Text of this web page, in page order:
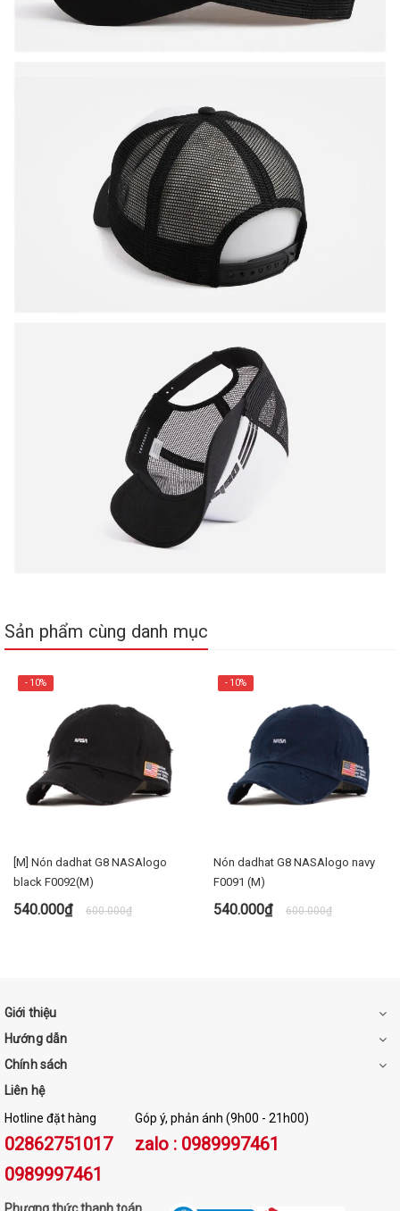
Sản phẩm cùng danh mục
- 10%
[M] Nón dadhat G8 NASAlogo
black F0092(M)
540.000₫ 600.000₫
- 10%
Nón dadhat G8 NASAlogo navy
F0091 (M)
540.000₫ 600.000₫
Giới thiệu
Hướng dẫn
Chính sách
Liên hệ
Hotline đặt hàng
02862751017
0989997461
Góp ý, phản ánh (9h00 - 21h00)
zalo : 0989997461